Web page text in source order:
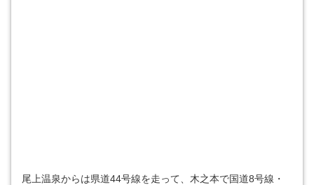
尾上温泉からは県道44号線を走って、木之本で国道8号線・